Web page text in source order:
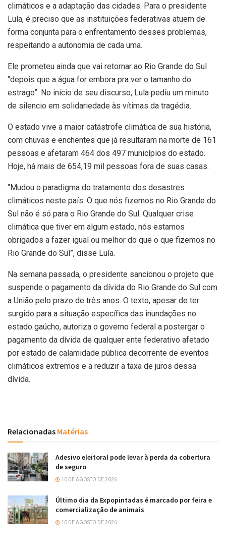
climáticos e a adaptação das cidades. Para o presidente
Lula, é preciso que as instituições federativas atuem de
forma conjunta para o enfrentamento desses problemas,
respeitando a autonomia de cada uma.
Ele prometeu ainda que vai retornar ao Rio Grande do Sul
“depois que a água for embora pra ver o tamanho do
estrago”. No início de seu discurso, Lula pediu um minuto
de silencio em solidariedade às vítimas da tragédia.
O estado vive a maior catástrofe climática de sua história,
com chuvas e enchentes que já resultaram na morte de 161
pessoas e afetaram 464 dos 497 municípios do estado.
Hoje, há mais de 654,19 mil pessoas fora de suas casas.
“Mudou o paradigma do tratamento dos desastres
climáticos neste país. O que nós fizemos no Rio Grande do
Sul não é só para o Rio Grande do Sul. Qualquer crise
climática que tiver em algum estado, nós estamos
obrigados a fazer igual ou melhor do que o que fizemos no
Rio Grande do Sul”, disse Lula.
Na semana passada, o presidente sancionou o projeto que
suspende o pagamento da dívida do Rio Grande do Sul com
a União pelo prazo de três anos. O texto, apesar de ter
surgido para a situação específica das inundações no
estado gaúcho, autoriza o governo federal a postergar o
pagamento da dívida de qualquer ente federativo afetado
por estado de calamidade pública decorrente de eventos
climáticos extremos e a reduzir a taxa de juros dessa
dívida.
Relacionadas Matérias
Adesivo eleitoral pode levar à perda da cobertura
de seguro
10 DE AGOSTO DE 2026
Último dia da Expopintadas é marcado por feira e
comercialização de animais
10 DE AGOSTO DE 2026